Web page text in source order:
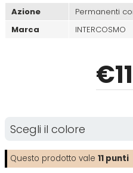
Directions
Diva
Azione
Permanenti
Marca
INTERCOSMO
€11
Questo prodotto vale 11 punti